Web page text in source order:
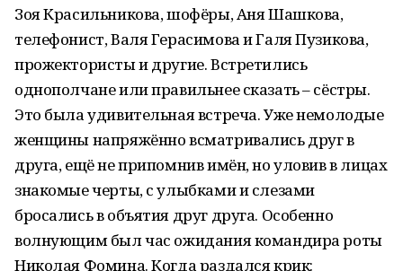
Зоя Красильникова, шофёры, Аня Шашкова,
телефонист, Валя Герасимова и Галя Пузикова,
прожектористы и другие. Встретились
однополчане или правильнее сказать – сёстры.
Это была удивительная встреча. Уже немолодые
женщины напряжённо всматривались друг в
друга, ещё не припомнив имён, но уловив в лицах
знакомые черты, с улыбками и слезами
бросались в объятия друг друга. Особенно
волнующим был час ожидания командира роты
Николая Фомина. Когда раздался крик: